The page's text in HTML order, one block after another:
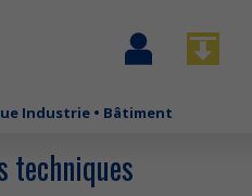
Industrie • Bâtiment
techniques